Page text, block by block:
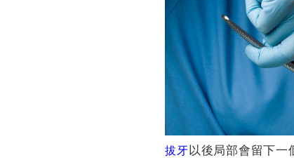
拔牙以後局部會留下一